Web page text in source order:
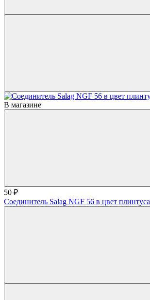
В магазине
50 ₽
Соединитель Salag NGF 56 в цвет плинтуса